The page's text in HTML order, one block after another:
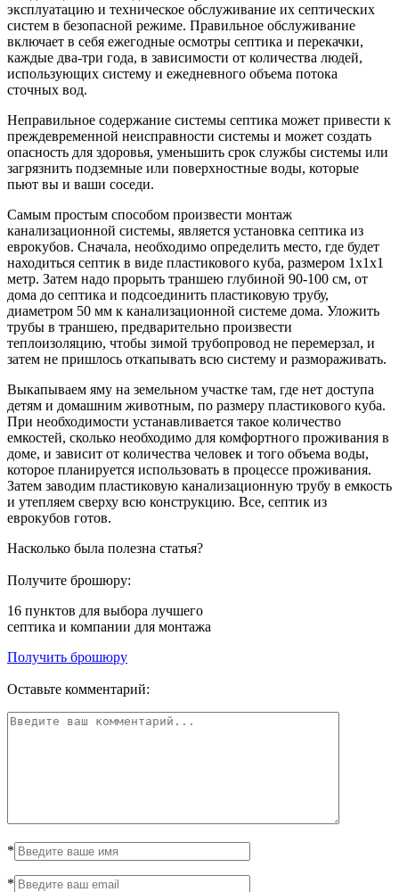
эксплуатацию и техническое обслуживание их септических
систем в безопасной режиме. Правильное обслуживание
включает в себя ежегодные осмотры септика и перекачки,
каждые два-три года, в зависимости от количества людей,
использующих систему и ежедневного объема потока
сточных вод.
Неправильное содержание системы септика может привести к
преждевременной неисправности системы и может создать
опасность для здоровья, уменьшить срок службы системы или
загрязнить подземные или поверхностные воды, которые
пьют вы и ваши соседи.
Самым простым способом произвести монтаж
канализационной системы, является установка септика из
еврокубов. Сначала, необходимо определить место, где будет
находиться септик в виде пластикового куба, размером 1х1х1
метр. Затем надо прорыть траншею глубиной 90-100 см, от
дома до септика и подсоединить пластиковую трубу,
диаметром 50 мм к канализационной системе дома. Уложить
трубы в траншею, предварительно произвести
теплоизоляцию, чтобы зимой трубопровод не перемерзал, и
затем не пришлось откапывать всю систему и размораживать.
Выкапываем яму на земельном участке там, где нет доступа
детям и домашним животным, по размеру пластикового куба.
При необходимости устанавливается такое количество
емкостей, сколько необходимо для комфортного проживания в
доме, и зависит от количества человек и того объема воды,
которое планируется использовать в процессе проживания.
Затем заводим пластиковую канализационную трубу в емкость
и утепляем сверху всю конструкцию. Все, септик из
еврокубов готов.
Насколько была полезна статья?
Получите брошюру:
16 пунктов для выбора лучшего
септика и компании для монтажа
Получить брошюру
Оставьте комментарий:
*
*